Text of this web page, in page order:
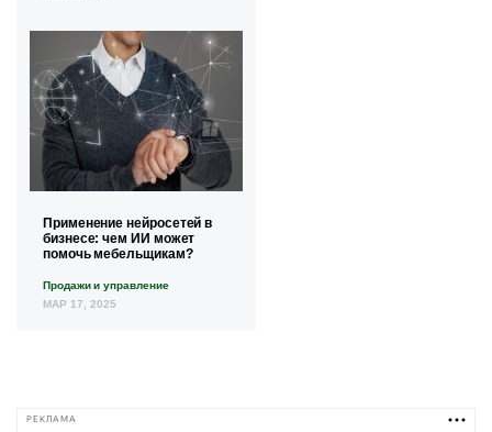
Применение нейросетей в
бизнесе: чем ИИ может
помочь мебельщикам?
Продажи и управление
МАР 17, 2025
РЕКЛАМА